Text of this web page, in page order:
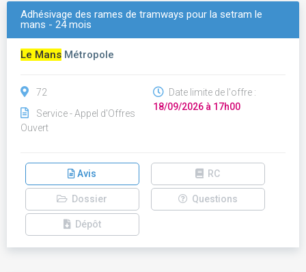
Adhésivage des rames de tramways pour la setram le
mans - 24 mois
Le Mans Métropole
72
Service - Appel d'Offres
Ouvert
Date limite de l'offre :
18/09/2026 à 17h00
Avis RC
Dossier Questions
Dépôt